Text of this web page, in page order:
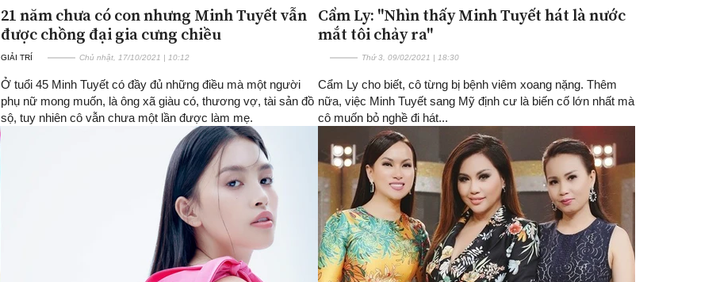
21 năm chưa có con nhưng Minh Tuyết vẫn
được chồng đại gia cưng chiều
GIẢI TRÍ Chủ nhật, 17/10/2021 | 10:12
Ở tuổi 45 Minh Tuyết có đầy đủ những điều mà một người
phụ nữ mong muốn, là ông xã giàu có, thương vợ, tài sản đồ
sộ, tuy nhiên cô vẫn chưa một lần được làm mẹ.
Cẩm Ly: "Nhìn thấy Minh Tuyết hát là nước
mắt tôi chảy ra"
Thứ 3, 09/02/2021 | 18:30
Cẩm Ly cho biết, cô từng bị bệnh viêm xoang nặng. Thêm
nữa, việc Minh Tuyết sang Mỹ định cư là biến cố lớn nhất mà
cô muốn bỏ nghề đi hát...